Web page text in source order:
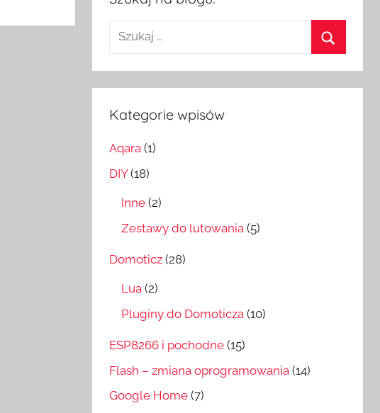
Szukaj:
Kategorie wpisów
Aqara (1)
DIY(18)
Inne (2)
Zestawy do lutowania (5)
Domoticz (28)
Lua (2)
Pluginy do Domoticza (10)
ESP8266 i pochodne (15)
Flash – zmiana oprogramowania (14)
Google Home (7)